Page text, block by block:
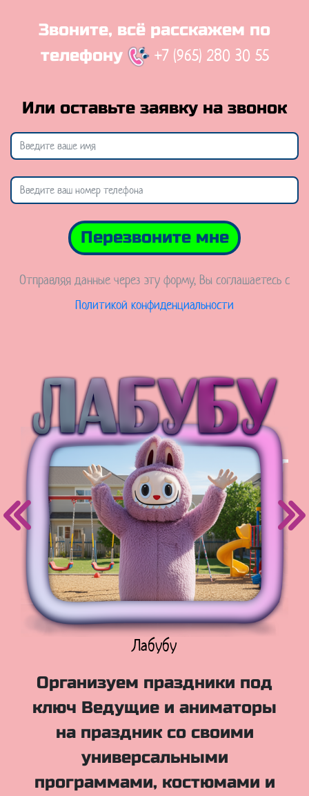
Звоните, всё расскажем по
телефону
+7 (965) 280 30 55
Или оставьте заявку на звонок
Перезвоните мне
Отправляя данные через эту форму, Вы соглашаетесь с
Политикой конфиденциальности
Куклы Лол
Организуем праздники под
ключ Ведущие и аниматоры
на праздник со своими
универсальными
программами, костюмами и